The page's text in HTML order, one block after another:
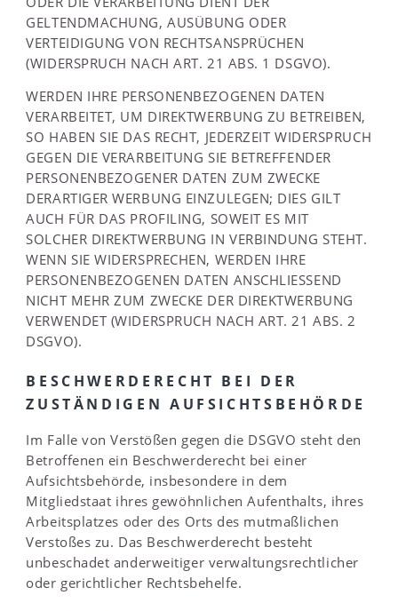
GELTENDMACHUNG, AUSÜBUNG ODER
VERTEIDIGUNG VON RECHTSANSPRÜCHEN
(WIDERSPRUCH NACH ART. 21 ABS. 1 DSGVO).
WERDEN IHRE PERSONENBEZOGENEN DATEN
VERARBEITET, UM DIREKTWERBUNG ZU BETREIBEN,
SO HABEN SIE DAS RECHT, JEDERZEIT WIDERSPRUCH
GEGEN DIE VERARBEITUNG SIE BETREFFENDER
PERSONENBEZOGENER DATEN ZUM ZWECKE
DERARTIGER WERBUNG EINZULEGEN; DIES GILT
AUCH FÜR DAS PROFILING, SOWEIT ES MIT
SOLCHER DIREKTWERBUNG IN VERBINDUNG STEHT.
WENN SIE WIDERSPRECHEN, WERDEN IHRE
PERSONENBEZOGENEN DATEN ANSCHLIESSEND
NICHT MEHR ZUM ZWECKE DER DIREKTWERBUNG
VERWENDET (WIDERSPRUCH NACH ART. 21 ABS. 2
DSGVO).
BESCHWERDERECHT BEI DER
ZUSTÄNDIGEN AUFSICHTSBEHÖRDE
Im Falle von Verstößen gegen die DSGVO steht den
Betroffenen ein Beschwerderecht bei einer
Aufsichtsbehörde, insbesondere in dem
Mitgliedstaat ihres gewöhnlichen Aufenthalts, ihres
Arbeitsplatzes oder des Orts des mutmaßlichen
Verstoßes zu. Das Beschwerderecht besteht
unbeschadet anderweitiger verwaltungsrechtlicher
oder gerichtlicher Rechtsbehelfe.